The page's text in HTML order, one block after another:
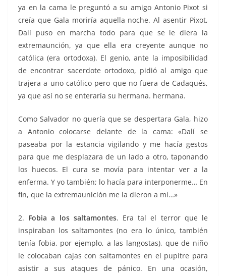
ya en la cama le preguntó a su amigo Antonio Pixot si
creía que Gala moriría aquella noche. Al asentir Pixot,
Dalí puso en marcha todo para que se le diera la
extremaunción, ya que ella era creyente aunque no
católica (era ortodoxa). El genio, ante la imposibilidad
de encontrar sacerdote ortodoxo, pidió al amigo que
trajera a uno católico pero que no fuera de Cadaqués,
ya que así no se enteraría su hermana. hermana.
Como Salvador no quería que se despertara Gala, hizo
a Antonio colocarse delante de la cama: «Dalí se
paseaba por la estancia vigilando y me hacía gestos
para que me desplazara de un lado a otro, taponando
los huecos. El cura se movía para intentar ver a la
enferma. Y yo también; lo hacía para interponerme… En
fin, que la extremaunición me la dieron a mí…»
2. Fobia a los saltamontes. Era tal el terror que le
inspiraban los saltamontes (no era lo único, también
tenía fobia, por ejemplo, a las langostas), que de niño
le colocaban cajas con saltamontes en el pupitre para
asistir a sus ataques de pánico. En una ocasión,